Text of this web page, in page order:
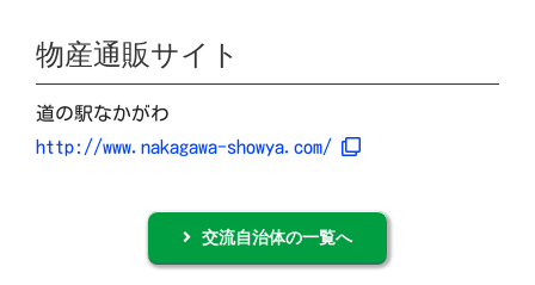
物産通販サイト
道の駅なかがわ
http://www.nakagawa-showya.com/
交流自治体の一覧へ